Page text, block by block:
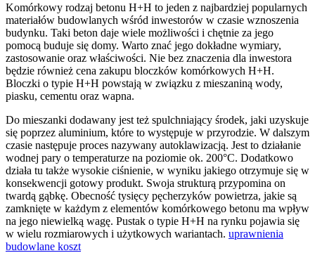
Komórkowy rodzaj betonu H+H to jeden z najbardziej popularnych
materiałów budowlanych wśród inwestorów w czasie wznoszenia
budynku. Taki beton daje wiele możliwości i chętnie za jego
pomocą buduje się domy. Warto znać jego dokładne wymiary,
zastosowanie oraz właściwości. Nie bez znaczenia dla inwestora
będzie również cena zakupu bloczków komórkowych H+H.
Bloczki o typie H+H powstają w związku z mieszaniną wody,
piasku, cementu oraz wapna.
Do mieszanki dodawany jest też spulchniający środek, jaki uzyskuje
się poprzez aluminium, które to występuje w przyrodzie. W dalszym
czasie następuje proces nazywany autoklawizacją. Jest to działanie
wodnej pary o temperaturze na poziomie ok. 200°C. Dodatkowo
działa tu także wysokie ciśnienie, w wyniku jakiego otrzymuje się w
konsekwencji gotowy produkt. Swoja strukturą przypomina on
twardą gąbkę. Obecność tysięcy pęcherzyków powietrza, jakie są
zamknięte w każdym z elementów komórkowego betonu ma wpływ
na jego niewielką wagę. Pustak o typie H+H na rynku pojawia się
w wielu rozmiarowych i użytkowych wariantach. uprawnienia
budowlane koszt